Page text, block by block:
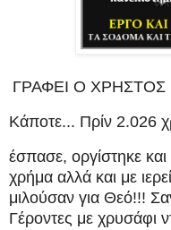
ΓΡΑΦΕΙ Ο
Κάποτε... Πρίν 2.026
έσπασε, οργίστηκε και
χρήμα αλλά και με
μιλούσαν για Θεό!!!
Γέροντες με χρυσάφι